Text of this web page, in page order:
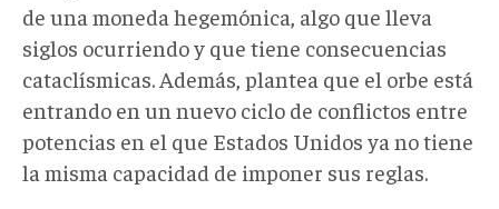
de una moneda hegemónica, algo que lleva
siglos ocurriendo y que tiene consecuencias
cataclísmicas. Además, plantea que el orbe está
entrando en un nuevo ciclo de conflictos entre
potencias en el que Estados Unidos ya no tiene
la misma capacidad de imponer sus reglas.